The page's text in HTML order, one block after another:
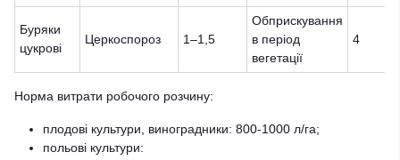
Буряки
цукрові
Церкоспороз 1–1,5
Обприскування
в період
вегетації
4
Норма витрати робочого розчину:
плодові культури, виноградники: 800-1000 л/га;
польові культури: